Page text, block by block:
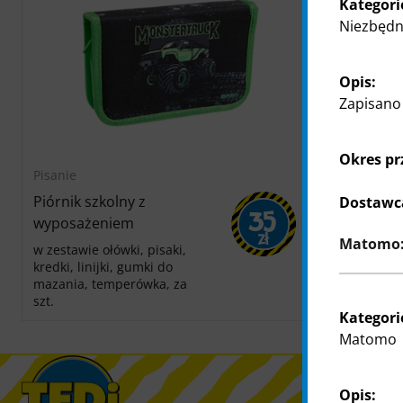
Pisanie
Piórnik szkolny z
wyposażeniem
w zestawie ołówki, pisaki,
kredki, linijki, gumki do
mazania, temperówka, za
szt.
35
Zł
Piórnik
kolory, za szt.
Opis:
Okres
Matomo
Opis: